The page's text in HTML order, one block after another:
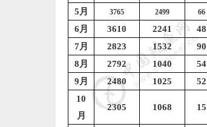
5 月 3765 2499 66
6 月 3610 2241 48
7 月 2823 1532 90
8 月 2792 1040 54
9 月 2480 1025 52
10
月
2305 1068 15